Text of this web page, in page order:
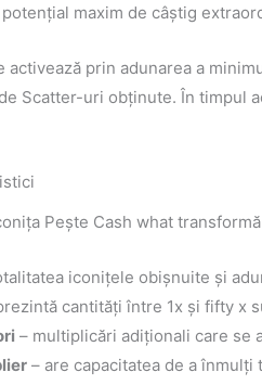
maxim de câștig
activează prin adunarea a
Scatter-uri obținute. În timpul
Pește Cash what
iconițele obișnuite și
cantități între 1x și fifty x
– multiplicări adiționali care se
– are capacitatea de a